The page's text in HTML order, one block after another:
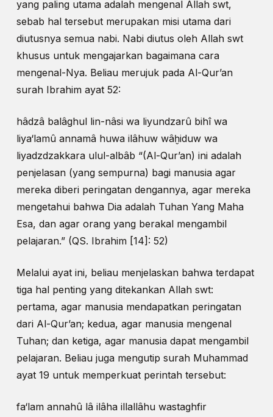
yang paling utama adalah mengenal Allah swt,
sebab hal tersebut merupakan misi utama dari
diutusnya semua nabi. Nabi diutus oleh Allah swt
khusus untuk mengajarkan bagaimana cara
mengenal-Nya. Beliau merujuk pada Al-Qur’an
surah Ibrahim ayat 52:
hâdzâ balâghul lin-nâsi wa liyundzarû bihî wa
liya‘lamû annamâ huwa ilâhuw wâḫiduw wa
liyadzdzakkara ulul-albâb “(Al-Qur’an) ini adalah
penjelasan (yang sempurna) bagi manusia agar
mereka diberi peringatan dengannya, agar mereka
mengetahui bahwa Dia adalah Tuhan Yang Maha
Esa, dan agar orang yang berakal mengambil
pelajaran.” (QS. Ibrahim [14]: 52)
Melalui ayat ini, beliau menjelaskan bahwa terdapat
tiga hal penting yang ditekankan Allah swt:
pertama, agar manusia mendapatkan peringatan
dari Al-Qur’an; kedua, agar manusia mengenal
Tuhan; dan ketiga, agar manusia dapat mengambil
pelajaran. Beliau juga mengutip surah Muhammad
ayat 19 untuk memperkuat perintah tersebut:
fa‘lam annahû lâ ilâha illallâhu wastaghfir